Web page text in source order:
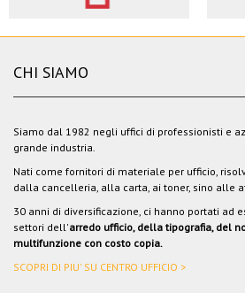
CHI SIAMO
Siamo dal 1982 negli uffici di professionisti e
grande industria.
Nati come fornitori di materiale per ufficio,
dalla cancelleria, alla carta, ai toner, sino alle
30 anni di diversificazione, ci hanno portati ad
settori dell'arredo ufficio, della tipografia, del
multifunzione con costo copia.
SCOPRI DI PIU' SU CENTRO UFFICIO >